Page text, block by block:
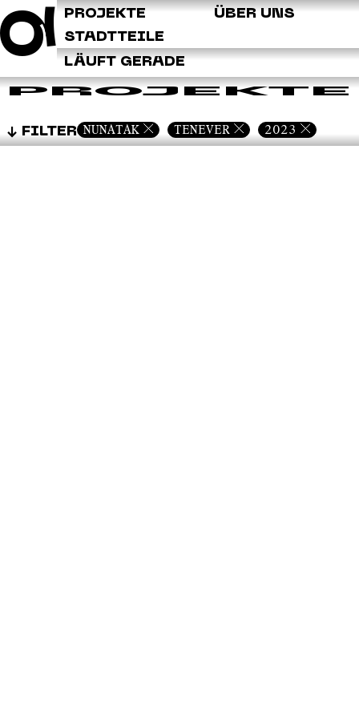
ÜBER UNS
PROJEKTE
STADTTEILE
LÄUFT GERADE
PROJEKTE
FILTER NUNATAK TENEVER 2023